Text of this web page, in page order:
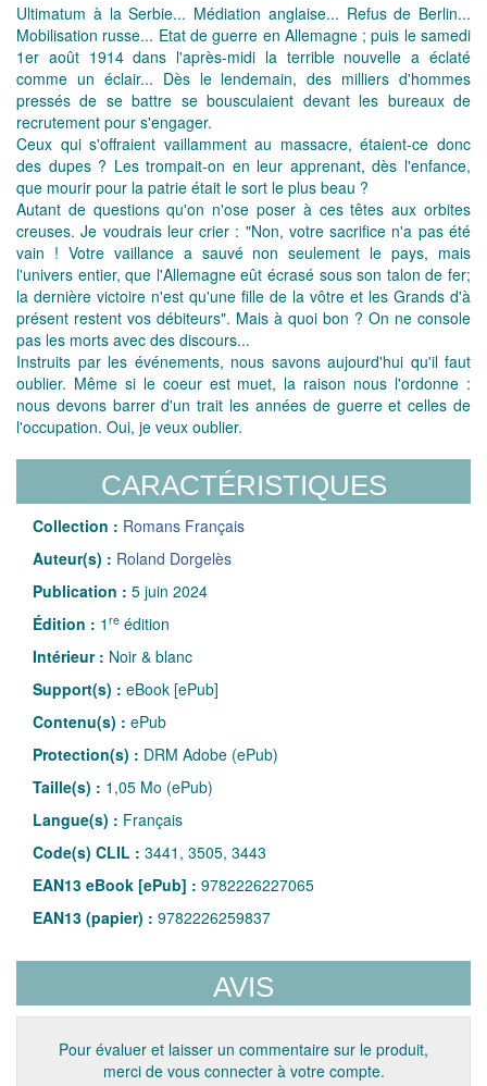
Ultimatum à la Serbie... Médiation anglaise... Refus de Berlin...
Mobilisation russe... Etat de guerre en Allemagne ; puis le samedi
1er août 1914 dans l'après-midi la terrible nouvelle a éclaté
comme un éclair... Dès le lendemain, des milliers d'hommes
pressés de se battre se bousculaient devant les bureaux de
recrutement pour s'engager.
Ceux qui s'offraient vaillamment au massacre, étaient-ce donc
des dupes ? Les trompait-on en leur apprenant, dès l'enfance,
que mourir pour la patrie était le sort le plus beau ?
Autant de questions qu'on n'ose poser à ces têtes aux orbites
creuses. Je voudrais leur crier : "Non, votre sacrifice n'a pas été
vain ! Votre vaillance a sauvé non seulement le pays, mais
l'univers entier, que l'Allemagne eût écrasé sous son talon de fer;
la dernière victoire n'est qu'une fille de la vôtre et les Grands d'à
présent restent vos débiteurs". Mais à quoi bon ? On ne console
pas les morts avec des discours...
Instruits par les événements, nous savons aujourd'hui qu'il faut
oublier. Même si le coeur est muet, la raison nous l'ordonne :
nous devons barrer d'un trait les années de guerre et celles de
l'occupation. Oui, je veux oublier.
CARACTÉRISTIQUES
Collection : Romans Français
Auteur(s) : Roland Dorgelès
Publication : 5 juin 2024
Édition : 1 re édition
Intérieur : Noir & blanc
Support(s) : eBook [ePub]
Contenu(s) : ePub
Protection(s) : DRM Adobe (ePub)
Taille(s) : 1,05 Mo (ePub)
Langue(s) : Français
Code(s) CLIL : 3441, 3505, 3443
EAN13 eBook [ePub] : 9782226227065
EAN13 (papier) : 9782226259837
AVIS
Pour évaluer et laisser un commentaire sur le produit,
merci de vous connecter à votre compte.